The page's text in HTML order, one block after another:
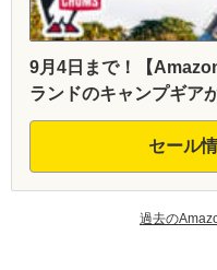
9月4日まで！【
ランドのキャンプギア
セール
過去の